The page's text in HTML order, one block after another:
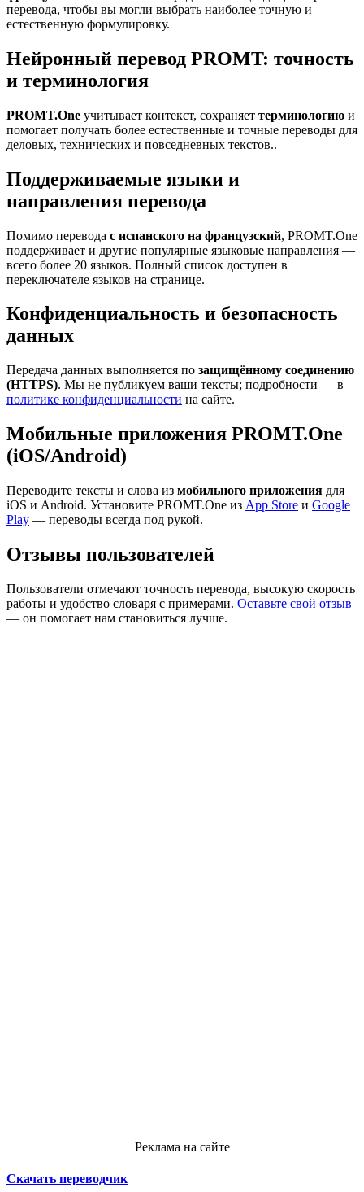
перевода, чтобы вы могли выбрать наиболее точную и
естественную формулировку.
Нейронный перевод PROMT: точность
и терминология
PROMT.One учитывает контекст, сохраняет терминологию и
помогает получать более естественные и точные переводы для
деловых, технических и повседневных текстов..
Поддерживаемые языки и
направления перевода
Помимо перевода с испанского на французский, PROMT.One
поддерживает и другие популярные языковые направления —
всего более 20 языков. Полный список доступен в
переключателе языков на странице.
Конфиденциальность и безопасность
данных
Передача данных выполняется по защищённому соединению
(HTTPS). Мы не публикуем ваши тексты; подробности — в
политике конфиденциальности на сайте.
Мобильные приложения PROMT.One
(iOS/Android)
Переводите тексты и слова из мобильного приложения для
iOS и Android. Установите PROMT.One из App Store и Google
Play — переводы всегда под рукой.
Отзывы пользователей
Пользователи отмечают точность перевода, высокую скорость
работы и удобство словаря с примерами. Оставьте свой отзыв
— он помогает нам становиться лучше.
Реклама на сайте
Скачать переводчик